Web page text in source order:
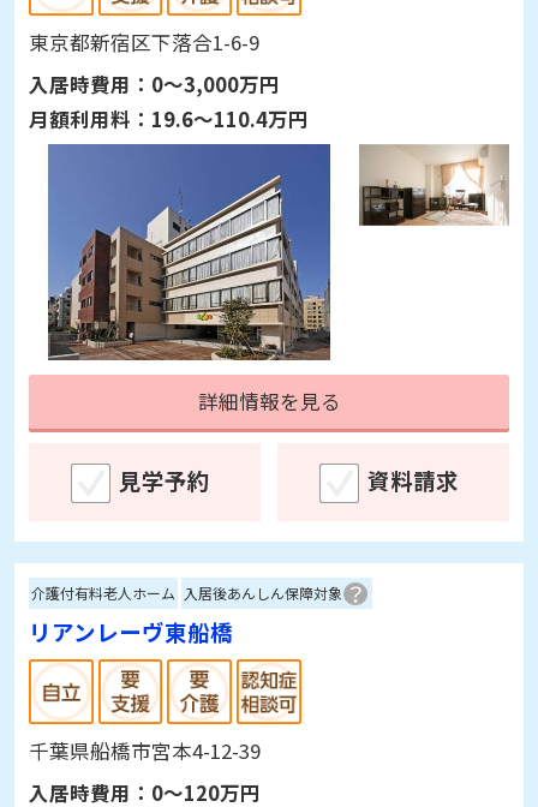
東京都新宿区下落合1-6-9
入居時費用： 0～3,000万円
月額利用料： 19.6～110.4万円
詳細情報を見る
見学予約 資料請求
介護付有料老人ホーム 入居後あんしん保障対象
リアンレーヴ東船橋
千葉県船橋市宮本4-12-39
入居時費用： 0～120万円